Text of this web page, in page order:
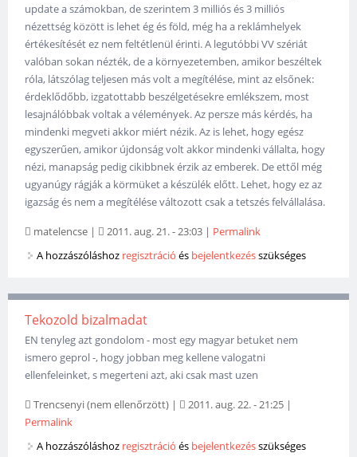
update a számokban, de szerintem 3 milliós és 3 milliós
nézettség között is lehet ég és föld, még ha a reklámhelyek
értékesítését ez nem feltétlenül érinti. A legutóbbi VV szériát
valóban sokan nézték, de a környezetemben, amikor beszéltek
róla, látszólag teljesen más volt a megítélése, mint az elsőnek:
érdeklődőbb, izgatottabb beszélgetésekre emlékszem, most
lesajnálóbbak voltak a vélemények. Az persze más kérdés, ha
mindenki megveti akkor miért nézik. Az is lehet, hogy egész
egyszerűen, amikor újdonság volt akkor mindenki vállalta, hogy
nézi, manapság pedig cikibbnek érzik az emberek. De ettől még
ugyanúgy rágják a körmüket a készülék előtt. Lehet, hogy ez az
igazság és nem a megítélése változott csak a tetszés felvállalása.
matelencse | 2011. aug. 21. - 23:03 | Permalink
A hozzászóláshoz regisztráció és bejelentkezésszükséges
Tekozold bizalmadat
EN tenyleg azt gondolom - most egy magyar betuket nem
ismero geprol -, hogy jobban meg kellene valogatni
ellenfeleinket, s megerteni azt, aki csak mast uzen
Trencsenyi (nem ellenőrzött) | 2011. aug. 22. - 21:25 |
Permalink
A hozzászóláshoz regisztráció és bejelentkezésszükséges